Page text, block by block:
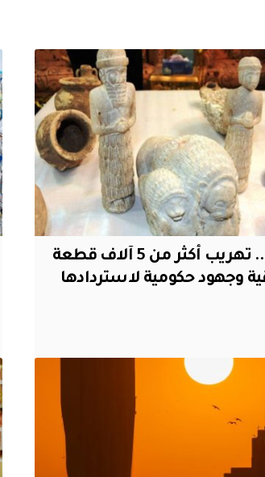
بعد 2003.. تهريب أكثر من 5 آلاف قطعة
وجهود حكومية لاستردادها